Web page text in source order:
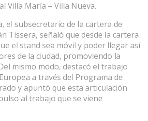
Villa María – Villa Nueva.
el subsecretario de la cartera de
Tissera, señaló que desde la cartera
el stand sea móvil y poder llegar así
de la ciudad, promoviendo la
mismo modo, destacó el trabajo
a través del Programa de
y apuntó que esta articulación
al trabajo que se viene